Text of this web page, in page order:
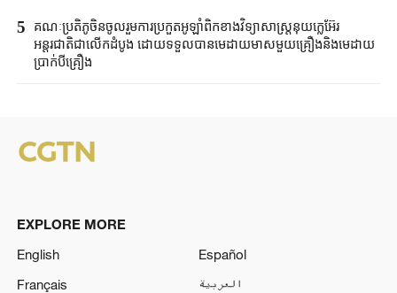
5
គណៈប្រតិភូចិនចូលរួមការប្រកួតអូឡាំពិកខាងវិទ្យាសាស្ត្រនុយក្លេអ៊ែរ
អន្តរជាតិជាលើកដំបូង ដោយទទួលបានមេដាយមាសមួយគ្រឿងនិងមេដាយ
ប្រាក់បីគ្រឿង
EXPLORE MORE
English
Español
Français
العربية